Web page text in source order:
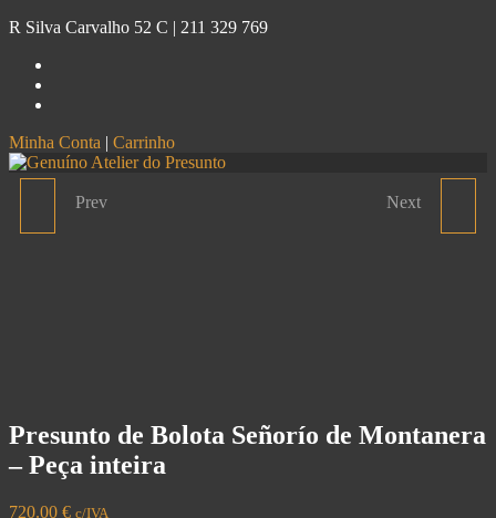
R Silva Carvalho 52 C | 211 329 769
Minha Conta | Carrinho
Atelier do Presunto
PRESUNTO SEÑORÍO DE
Prev PRESUNTO DE BOLOTA
Next
Presunto de Bolota Señorío de Montanera
– Peça inteira
720.00 € c/IVA